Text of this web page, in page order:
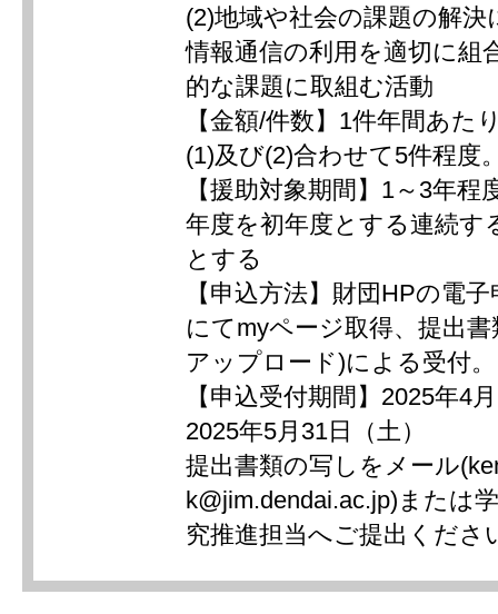
(2)地域や社会の課題の解決
情報通信の利用を適切に組
的な課題に取組む活動
【金額/件数】1件年間あた
(1)及び(2)合わせて5件程度
【援助対象期間】1～3年程
年度を初年度とする連続す
とする
【申込方法】財団HPの電
にてmyページ取得、提出
アップロード)による受付。
【申込受付期間】2025年4
2025年5月31日（土）
提出書類の写しをメール
k@jim.dendai.ac.jp)または
究推進担当へご提出くださ